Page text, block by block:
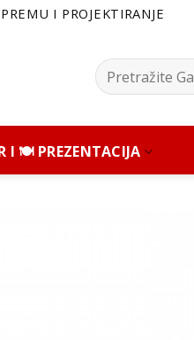
I PROJEKTIRANJE
Pretražite:
I 🍽️ PREZENTACIJA